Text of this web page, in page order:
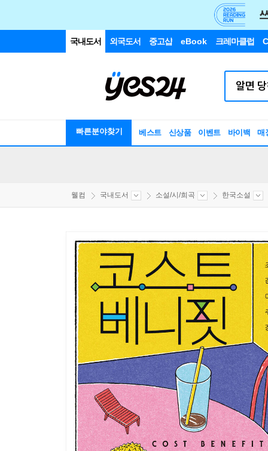
국내도서 외국도서 중고샵 eBook 크레마클럽
빠른분야찾기 베스트 신상품 이벤트 바이백 매
웰컴 국내도서 소설/시/희곡 한국소설